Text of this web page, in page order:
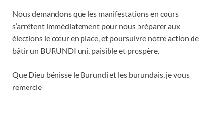
Nous demandons que les manifestations en cours
s’arrêtent immédiatement pour nous préparer aux
élections le cœur en place, et poursuivre notre action de
bâtir un BURUNDI uni, paisible et prospère.
Que Dieu bénisse le Burundi et les burundais, je vous
remercie